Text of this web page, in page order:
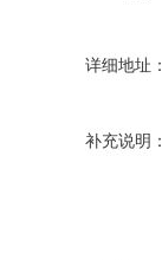
详细地址：
补充说明：